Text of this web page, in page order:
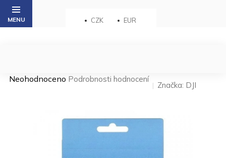
Přejít
obsah
CZK EUR
Průměrné
Neohodnoceno Podrobnosti hodnocení
Značka: DJI